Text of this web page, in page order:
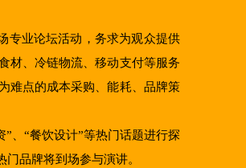
专业论坛活动，务求为观众提供
材、冷链物流、移动支付等服务
难点的成本采购、能耗、品牌策
、“餐饮设计”等热门话题进行探
品牌将到场参与演讲。